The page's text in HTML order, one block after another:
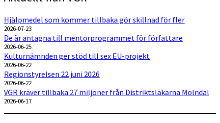
Hjälpmedel som kommer tillbaka gör skillnad för fler
2026-07-23
De är antagna till mentorprogrammet för författare
2026-06-25
Kulturnämnden ger stöd till sex EU-projekt
2026-06-22
Regionstyrelsen 22 juni 2026
2026-06-22
VGR kräver tillbaka 27 miljoner från Distriktsläkarna Mölndal
2026-06-17